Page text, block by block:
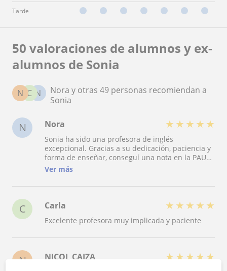
Tarde
50 valoraciones de alumnos y ex-
alumnos de Sonia
N
C
N
Nora y otras 49 personas recomiendan a
Sonia
N Nora ★ ★ ★ ★ ★
Sonia ha sido una profesora de inglés
excepcional. Gracias a su dedicación, paciencia y
forma de enseñar, conseguí una nota en la PAU
que jamás habría imaginado sacar. Siempre ha
dar lo mejor de mi . Le estoy muy agradecida por
que me ha transmitido estos meses.
Ver más
C Carla ★ ★ ★ ★ ★
Excelente profesora muy implicada y paciente
N NICOL CAIZA ★★★★★